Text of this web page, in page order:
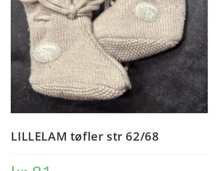
LILLELAM tøfler str 62/68